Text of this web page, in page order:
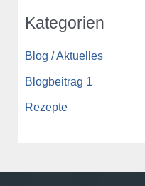
Kategorien
Blog / Aktuelles
Blogbeitrag 1
Rezepte